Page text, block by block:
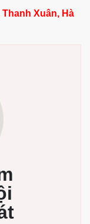
Xuân, Hà